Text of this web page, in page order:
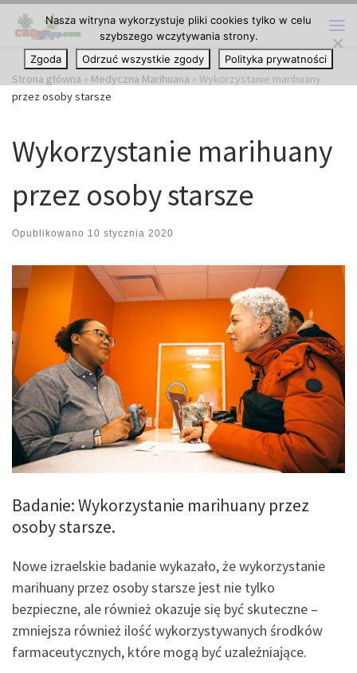
Przejdź do treści
Strona główna » Medyczna Marihuana » Wykorzystanie marihuany
przez osoby starsze
Wykorzystanie marihuany
przez osoby starsze
Opublikowano 10 stycznia 2020
Badanie: Wykorzystanie marihuany przez
osoby starsze.
Nowe izraelskie badanie wykazało, że wykorzystanie
marihuany przez osoby starsze jest nie tylko
bezpieczne, ale również okazuje się być skuteczne –
zmniejsza również ilość wykorzystywanych środków
farmaceutycznych, które mogą być uzależniające.
Nasza witryna wykorzystuje pliki cookies tylko w celu
szybszego wczytywania strony.
Zgoda
Odrzuć wszystkie zgody Polityka prywatności